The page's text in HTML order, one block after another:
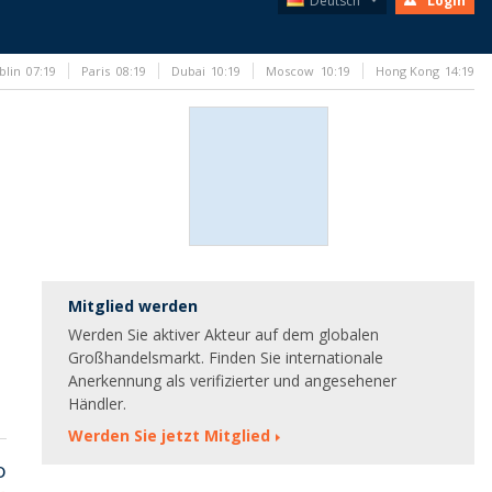
Mitglied werden
Werden Sie aktiver Akteur auf dem globalen
Großhandelsmarkt. Finden Sie internationale
Anerkennung als verifizierter und angesehener
Händler.
Werden Sie jetzt Mitglied
07:19 Paris 08:19 Dubai 10:19 Moscow 10:19 Hong Kong 14:19